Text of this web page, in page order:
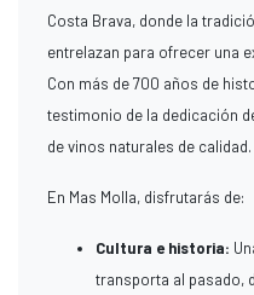
Costa Brava, donde la
entrelazan para ofrecer una
Con más de 700 años de
testimonio de la dedicación
de vinos naturales de calidad.
En Mas Molla, disfrutarás de:
Cultura e historia:
transporta al pasado,